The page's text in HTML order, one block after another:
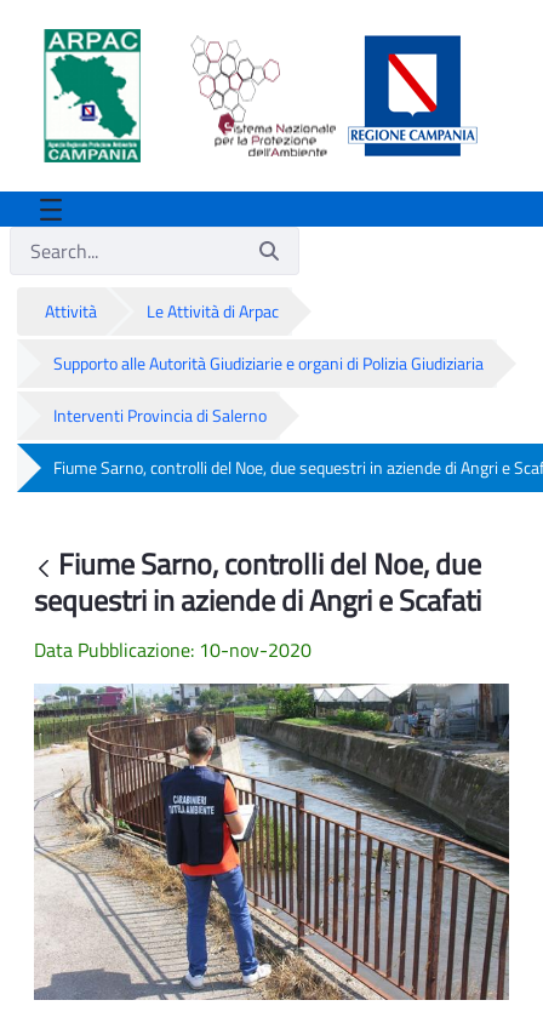
Attività Le Attività di Arpac
Supporto alle Autorità Giudiziarie e organi di Polizia Giudiziaria
Interventi Provincia di Salerno
Fiume Sarno, controlli del Noe, due sequestri in aziende di Angri e
Back
Fiume Sarno, controlli del Noe, due
sequestri in aziende di Angri e Scafati
Data Pubblicazione: 10-nov-2020